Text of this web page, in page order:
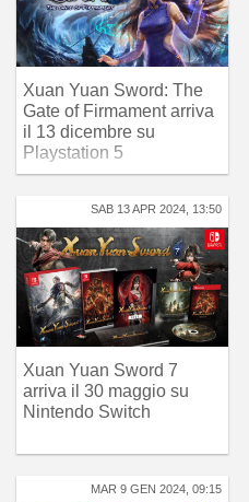
Xuan Yuan Sword: The
Gate of Firmament arriva
il 13 dicembre su
Playstation 5
SAB 13 APR 2024, 13:50
Xuan Yuan Sword 7
arriva il 30 maggio su
Nintendo Switch
MAR 9 GEN 2024, 09:15